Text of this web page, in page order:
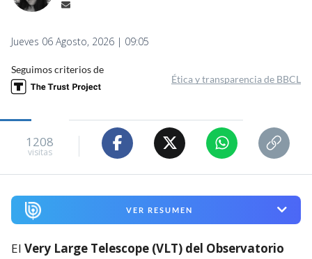
Jueves 06 Agosto, 2026 | 09:05
Seguimos criterios de
Ética y transparencia de BBCL
1208
visitas
VER RESUMEN
El Very Large Telescope (VLT) del Observatorio